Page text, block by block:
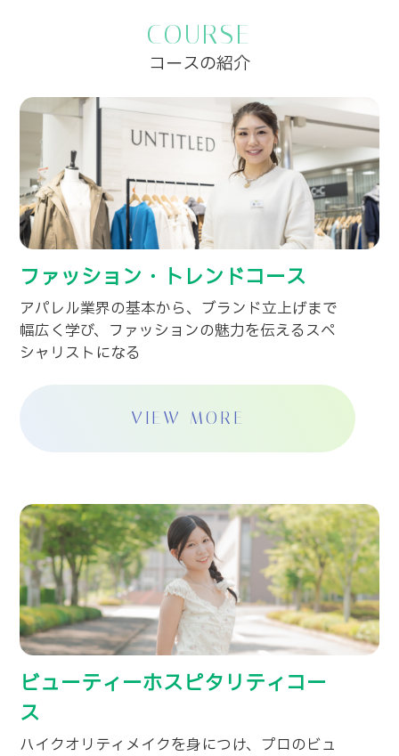
COURSE
コースの紹介
ファッション・トレンドコース
アパレル業界の基本から、ブランド立上げまで
幅広く学び、ファッションの魅力を伝えるスペ
シャリストになる
VIEW MORE
ビューティーホスピタリティコー
ス
ハイクオリティメイクを身につけ、プロのビュ